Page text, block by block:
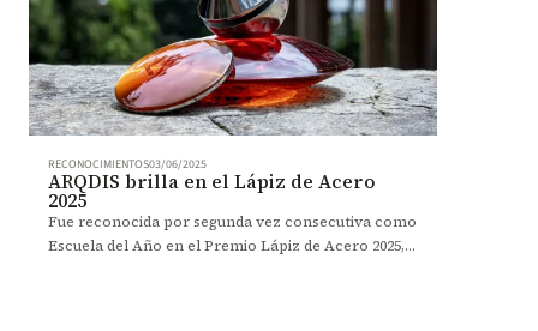
RECONOCIMIENTOS03/06/2025
ARQDIS brilla en el Lápiz de Acero
2025
Fue reconocida por segunda vez consecutiva como
Escuela del Año en el Premio Lápiz de Acero 2025,